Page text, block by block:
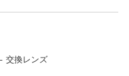
交換レンズ